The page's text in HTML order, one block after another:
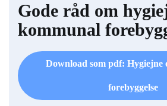
Gode råd om
kommunal
Download som pdf: Hygiejne
forebyggelse